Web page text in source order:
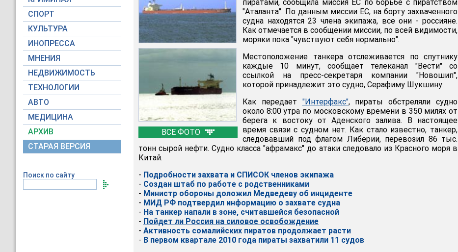
СПОРТ
КУЛЬТУРА
ИНОПРЕССА
МНЕНИЯ
НЕДВИЖИМОСТЬ
ТЕХНОЛОГИИ
АВТО
МЕДИЦИНА
АРХИВ
СТАРАЯ ВЕРСИЯ
Поиск по сайту
ВСЕ ФОТО
пиратами, сообщила миссия ЕС по борьбе с пиратством
"Аталанта". По данным миссии ЕС, на борту захваченного
судна находятся 23 члена экипажа, все они - россияне.
Как отмечается в сообщении миссии, по всей видимости,
моряки пока "чувствуют себя нормально".
Местоположение танкера отслеживается по спутнику
каждые 10 минут, сообщает телеканал "Вести" со
ссылкой на пресс-секретаря компании "Новошип",
которой принадлежит это судно, Серафиму Шукшину.
Как передает "Интерфакс", пираты обстреляли судно
около 8:00 утра по московскому времени в 350 милях от
берега к востоку от Аденского залива. В настоящее
время связи с судном нет. Как стало известно, танкер,
следовавший под флагом Либерии, перевозил 86 тыс.
тонн сырой нефти. Судно класса "афрамакс" до атаки следовало из Красного моря в
Китай.
- Подробности захвата и СПИСОК членов экипажа
- Создан штаб по работе с родственниками
- Министр обороны доложил Медведеву об инциденте
- МИД РФ подтвердил информацию о захвате судна
- На танкер напали в зоне, считавшейся безопасной
- Пойдет ли Россия на силовое освобождение
- Активность сомалийских пиратов продолжает расти
- В первом квартале 2010 года пираты захватили 11 судов